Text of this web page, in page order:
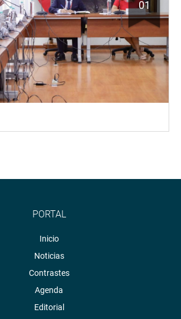
01
PORTAL
Inicio
Noticias
Contrastes
Agenda
Editorial